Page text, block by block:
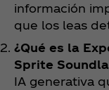
información
que los leas
¿Qué es la
Sprite
IA generativa